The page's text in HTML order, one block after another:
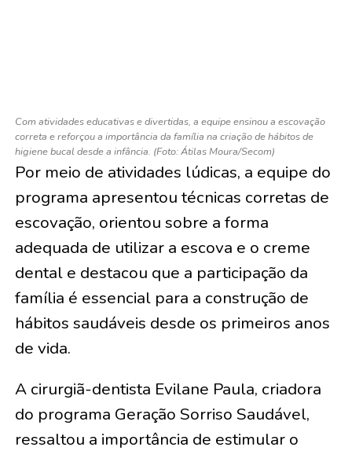
Com atividades educativas e divertidas, a equipe ensinou a escovação
correta e reforçou a importância da família na criação de hábitos de
higiene bucal desde a infância. (Foto: Átilas Moura/Secom)
Por meio de atividades lúdicas, a equipe do
programa apresentou técnicas corretas de
escovação, orientou sobre a forma
adequada de utilizar a escova e o creme
dental e destacou que a participação da
família é essencial para a construção de
hábitos saudáveis desde os primeiros anos
de vida.
A cirurgiã-dentista Evilane Paula, criadora
do programa Geração Sorriso Saudável,
ressaltou a importância de estimular o